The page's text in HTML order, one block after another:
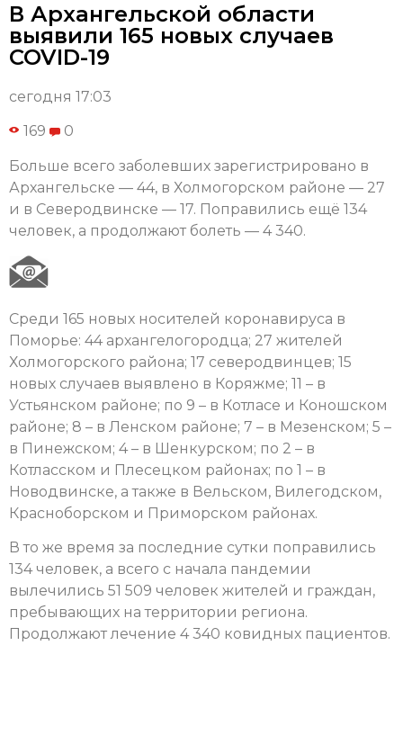
В Архангельской области
выявили 165 новых случаев
COVID-19
сегодня 17:03
169 0
Больше всего заболевших зарегистрировано в
Архангельске — 44, в Холмогорском районе — 27
и в Северодвинске — 17. Поправились ещё 134
человек, а продолжают болеть — 4 340.
Среди 165 новых носителей коронавируса в
Поморье: 44 архангелогородца; 27 жителей
Холмогорского района; 17 северодвинцев; 15
новых случаев выявлено в Коряжме; 11 – в
Устьянском районе; по 9 – в Котласе и Коношском
районе; 8 – в Ленском районе; 7 – в Мезенском; 5 –
в Пинежском; 4 – в Шенкурском; по 2 – в
Котласском и Плесецком районах; по 1 – в
Новодвинске, а также в Вельском, Вилегодском,
Красноборском и Приморском районах.
В то же время за последние сутки поправились
134 человек, а всего с начала пандемии
вылечились 51 509 человек жителей и граждан,
пребывающих на территории региона.
Продолжают лечение 4 340 ковидных пациентов.